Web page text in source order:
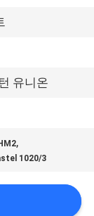
유니온
,
1020/3